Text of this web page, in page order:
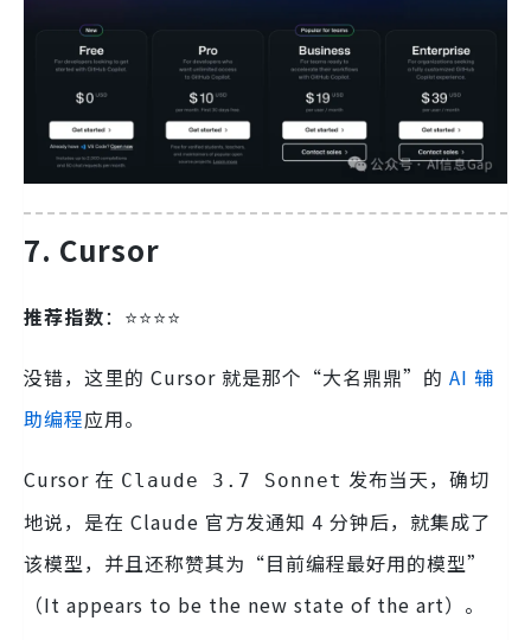
7. Cursor
推荐指数：⭐️⭐️⭐️⭐️
没错，这里的 Cursor 就是那个“大名鼎鼎”的 AI 辅
助编程应用。
Cursor 在 Claude 3.7 Sonnet 发布当天，确切
地说，是在 Claude 官方发通知 4 分钟后，就集成了
该模型，并且还称赞其为“目前编程最好用的模型”
（It appears to be the new state of the art）。